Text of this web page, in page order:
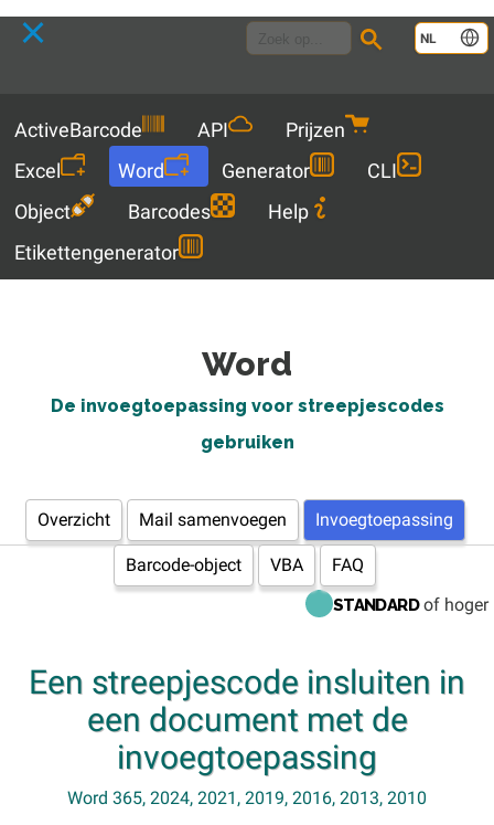
NL
ActiveBarcode API
Prijzen
Excel
Word Generator
CLI
Object
Barcodes
Help
Etikettengenerator
Word
De invoegtoepassing voor streepjescodes
gebruiken
Overzicht Mail samenvoegen Invoegtoepassing
Barcode-object VBA FAQ
STANDARDof hoger
Een streepjescode insluiten in
een document met de
invoegtoepassing
Word 365, 2024, 2021, 2019, 2016, 2013, 2010